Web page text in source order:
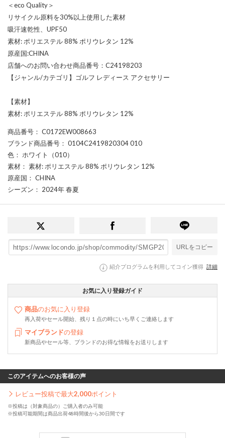
＜eco Quality＞
リサイクル原料を30%以上使用した素材
吸汗速乾性、UPF50
素材: ポリエステル 88% ポリウレタン 12%
原産国:CHINA
店舗へのお問い合わせ商品番号：C24198203
【ジャンル/カテゴリ】ゴルフ レディース アクセサリー
【素材】
素材: ポリエステル 88% ポリウレタン 12%
商品番号 ： C0172EW008663
ブランド商品番号 ： 0104C2419820304 010
色 ： ホワイト（010）
素材 ： 素材: ポリエステル 88% ポリウレタン 12%
原産国 ： CHINA
シーズン ： 2024年 春夏
URLをコピー
紹介プログラムを利用してコイン獲得 詳細
お気に入り登録ガイド
商品のお気に入り登録
再入荷やセール開始、残り１点の時にいち早くご連絡します
マイブランドの登録
新商品やセール等、ブランドのお得な情報をお送りします
このアイテムへのお客様の声
レビュー投稿で最大2,000ポイント
※投稿は（対象商品の）ご購入者のみ可能
※投稿可能期間は商品出荷48時間後から30日間です